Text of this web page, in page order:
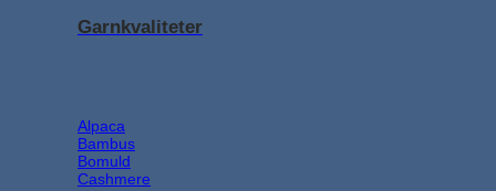
Garnkvaliteter
Alpaca
Bambus
Bomuld
Cashmere